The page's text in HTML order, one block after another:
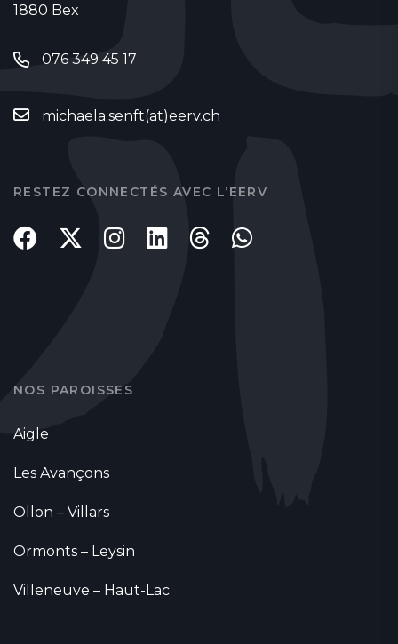
1880 Bex
076 349 45 17
michaela.senft(at)eerv.ch
RESTEZ CONNECTÉS AVEC L’EERV
NOS PAROISSES
Aigle
Les Avançons
Ollon – Villars
Ormonts – Leysin
Villeneuve – Haut-Lac